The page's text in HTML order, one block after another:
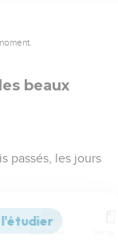
beaux
passés, les jours